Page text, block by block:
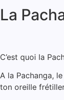
La
C’est quoi la
A la Pachanga,
ton oreille